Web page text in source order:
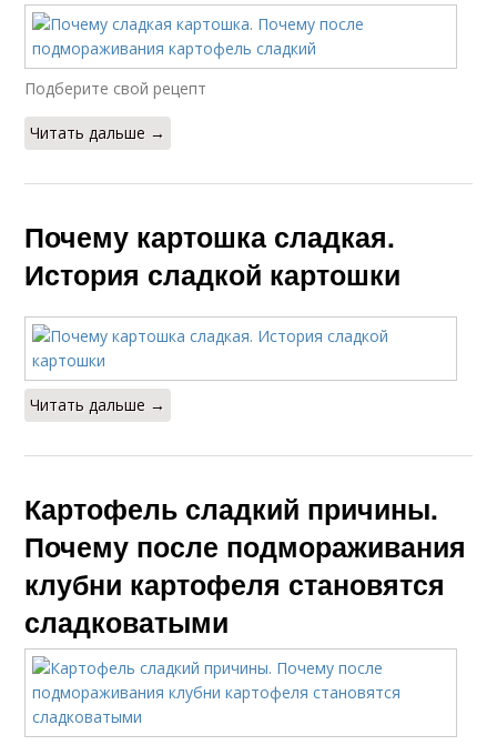
Подберите свой рецепт
Читать дальше →
Почему картошка сладкая.
История сладкой картошки
Читать дальше →
Картофель сладкий причины.
Почему после подмораживания
клубни картофеля становятся
сладковатыми